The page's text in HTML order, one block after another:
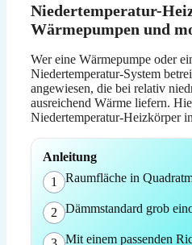
Niedertemperatur-
Wärmepumpen und
Wer eine Wärmepumpe oder
Niedertemperatur-System
angewiesen, die bei relativ
ausreichend Wärme liefern.
Niedertemperatur-Heizkörper
Anleitung
1
Raumfläche in
2 Dämmstandard grob
Mit einem passenden